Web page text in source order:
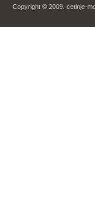
Copyright © 2009. cetinje-